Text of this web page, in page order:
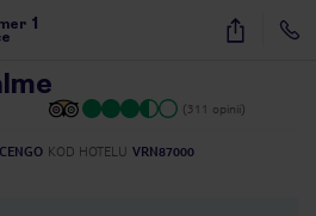
1 27
(311 opinii)
KOD HOTELU VRN87000